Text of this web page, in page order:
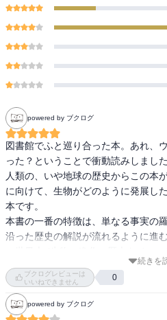
powered by ブクログ
図書館でふと巡り合った本。あれ、
った？ということで衝動読みしまし
人類の、いや地球の歴史からこの本
に向けて、生物がどのように発展し
本です。
本書の一番の特徴は、単なる事実の
沿った歴史の解説が流れるように進
理解が成せる業なのでしょう。
もちろんヨーロッパを軸足に置いて
てるがしかし駆け足すぎるところな
わり事実の洪水にしない点・特定の
続きを
ブクログレビューは
いいねできません
0
powered by ブクログ